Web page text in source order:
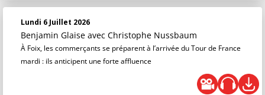
Lundi 6 Juillet 2026
Benjamin Glaise avec Christophe Nussbaum
À Foix, les commerçants se préparent à l’arrivée du Tour de France
mardi : ils anticipent une forte affluence